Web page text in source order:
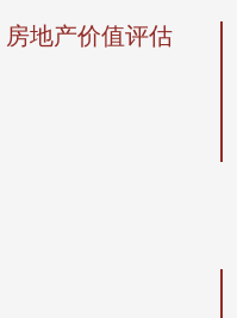
地产价值评估